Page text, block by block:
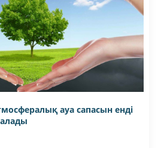
ауа сапасын енді